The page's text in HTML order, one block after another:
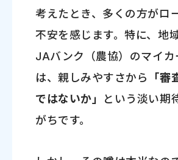
考えたとき、多くの方がロ
不安を感じます。特に、地
JAバンク（農協）のマイカ
は、親しみやすさから
「審
ではないか」
という淡い期
がちです。